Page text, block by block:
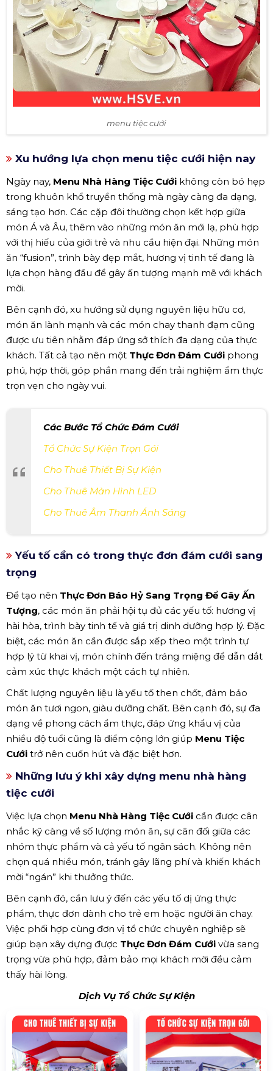
menu tiệc cưới
Xu hướng lựa chọn menu tiệc cưới hiện nay
Ngày nay, Menu Nhà Hàng Tiệc Cưới không còn bó hẹp
trong khuôn khổ truyền thống mà ngày càng đa dạng,
sáng tạo hơn. Các cặp đôi thường chọn kết hợp giữa
món Á và Âu, thêm vào những món ăn mới lạ, phù hợp
với thị hiếu của giới trẻ và nhu cầu hiện đại. Những món
ăn “fusion”, trình bày đẹp mắt, hương vị tinh tế đang là
lựa chọn hàng đầu để gây ấn tượng mạnh mẽ với khách
mời.
Bên cạnh đó, xu hướng sử dụng nguyên liệu hữu cơ,
món ăn lành mạnh và các món chay thanh đạm cũng
được ưu tiên nhằm đáp ứng sở thích đa dạng của thực
khách. Tất cả tạo nên một Thực Đơn Đám Cưới phong
phú, hợp thời, góp phần mang đến trải nghiệm ẩm thực
trọn vẹn cho ngày vui.
Các Bước Tổ Chức Đám Cưới
Tổ Chức Sự Kiện Trọn Gói
Cho Thuê Thiết Bị Sự Kiện
Cho Thuê Màn Hình LED
Cho Thuê Âm Thanh Ánh Sáng
Yếu tố cần có trong thực đơn đám cưới sang
trọng
Để tạo nên Thực Đơn Báo Hỷ Sang Trọng Để Gây Ấn
Tượng, các món ăn phải hội tụ đủ các yếu tố: hương vị
hài hòa, trình bày tinh tế và giá trị dinh dưỡng hợp lý. Đặc
biệt, các món ăn cần được sắp xếp theo một trình tự
hợp lý từ khai vị, món chính đến tráng miệng để dẫn dắt
cảm xúc thực khách một cách tự nhiên.
Chất lượng nguyên liệu là yếu tố then chốt, đảm bảo
món ăn tươi ngon, giàu dưỡng chất. Bên cạnh đó, sự đa
dạng về phong cách ẩm thực, đáp ứng khẩu vị của
nhiều độ tuổi cũng là điểm cộng lớn giúp Menu Tiệc
Cưới trở nên cuốn hút và đặc biệt hơn.
Những lưu ý khi xây dựng menu nhà hàng
tiệc cưới
Việc lựa chọn Menu Nhà Hàng Tiệc Cưới cần được cân
nhắc kỹ càng về số lượng món ăn, sự cân đối giữa các
nhóm thực phẩm và cả yếu tố ngân sách. Không nên
chọn quá nhiều món, tránh gây lãng phí và khiến khách
mời “ngán” khi thưởng thức.
Bên cạnh đó, cần lưu ý đến các yếu tố dị ứng thực
phẩm, thực đơn dành cho trẻ em hoặc người ăn chay.
Việc phối hợp cùng đơn vị tổ chức chuyên nghiệp sẽ
giúp bạn xây dựng được Thực Đơn Đám Cưới vừa sang
trọng vừa phù hợp, đảm bảo mọi khách mời đều cảm
thấy hài lòng.
Dịch Vụ Tổ Chức Sự Kiện